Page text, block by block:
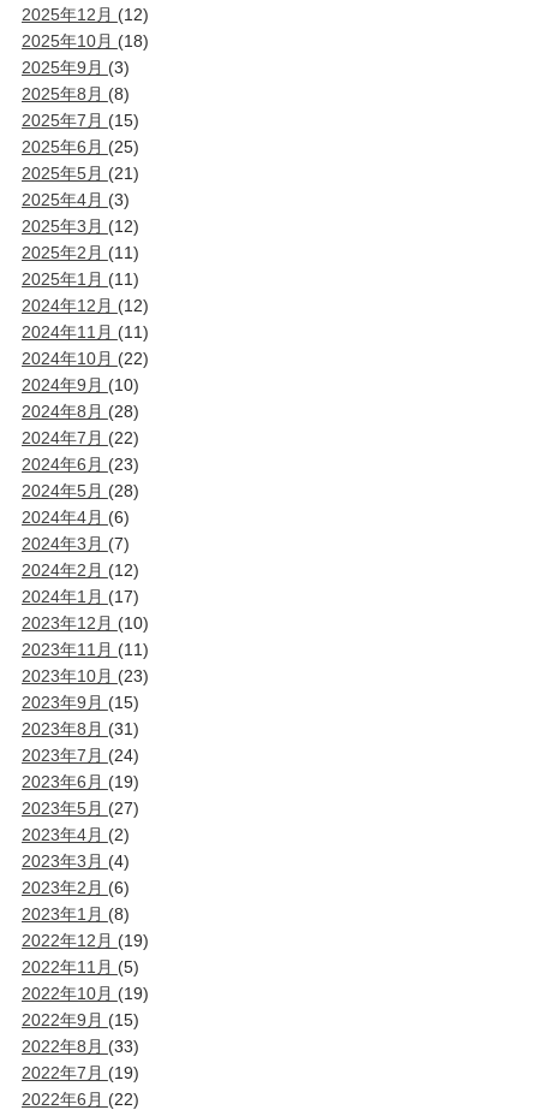
2025年12月 (12)
2025年10月 (18)
2025年9月 (3)
2025年8月 (8)
2025年7月 (15)
2025年6月 (25)
2025年5月 (21)
2025年4月 (3)
2025年3月 (12)
2025年2月 (11)
2025年1月 (11)
2024年12月 (12)
2024年11月 (11)
2024年10月 (22)
2024年9月 (10)
2024年8月 (28)
2024年7月 (22)
2024年6月 (23)
2024年5月 (28)
2024年4月 (6)
2024年3月 (7)
2024年2月 (12)
2024年1月 (17)
2023年12月 (10)
2023年11月 (11)
2023年10月 (23)
2023年9月 (15)
2023年8月 (31)
2023年7月 (24)
2023年6月 (19)
2023年5月 (27)
2023年4月 (2)
2023年3月 (4)
2023年2月 (6)
2023年1月 (8)
2022年12月 (19)
2022年11月 (5)
2022年10月 (19)
2022年9月 (15)
2022年8月 (33)
2022年7月 (19)
2022年6月 (22)